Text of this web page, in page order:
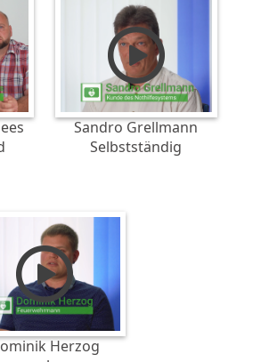
Sandro Grellmann
Selbstständig
Herzog